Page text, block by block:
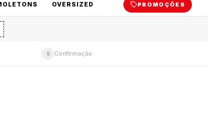
OVERSIZED PROMOÇÕES
5 Confirmação